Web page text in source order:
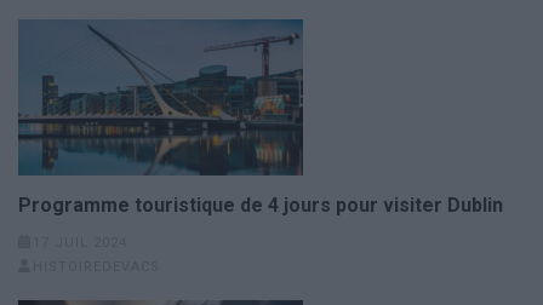
Programme touristique de 4 jours pour visiter Dublin